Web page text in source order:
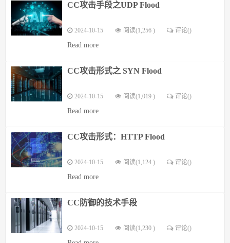
CC攻击手段之UDP Flood
2024-10-15 阅读(1,256 ) 评论()
Read more
CC攻击形式之 SYN Flood
2024-10-15 阅读(1,019 ) 评论()
Read more
CC攻击形式：HTTP Flood
2024-10-15 阅读(1,124 ) 评论()
Read more
CC防御的技术手段
2024-10-15 阅读(1,230 ) 评论()